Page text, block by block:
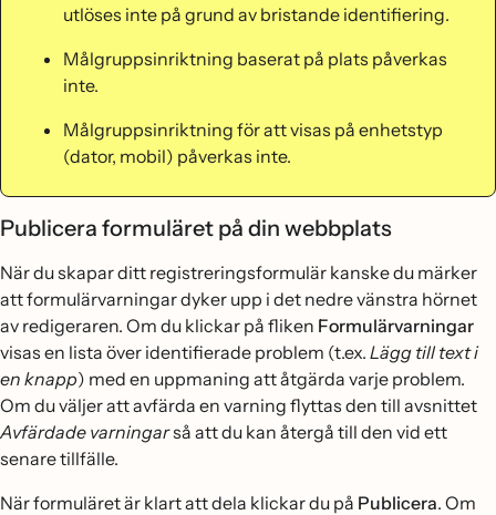
utlöses inte på grund av bristande identifiering.
Målgruppsinriktning baserat på plats påverkas
inte.
Målgruppsinriktning för att visas på enhetstyp
(dator, mobil) påverkas inte.
Publicera formuläret på din webbplats
När du skapar ditt registreringsformulär kanske du märker
att formulärvarningar dyker upp i det nedre vänstra hörnet
av redigeraren. Om du klickar på fliken Formulärvarningar
visas en lista över identifierade problem (t.ex. Lägg till text i
en knapp) med en uppmaning att åtgärda varje problem.
Om du väljer att avfärda en varning flyttas den till avsnittet
Avfärdade varningarså att du kan återgå till den vid ett
senare tillfälle.
När formuläret är klart att dela klickar du på Publicera. Om